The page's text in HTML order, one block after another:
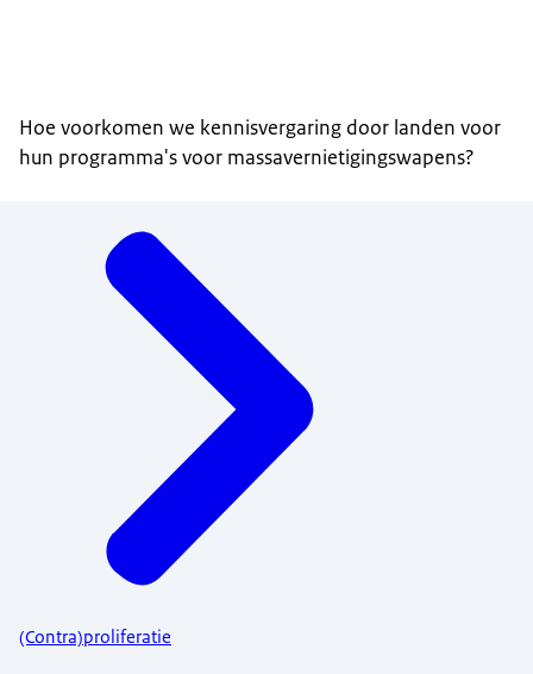
Hoe voorkomen we kennisvergaring door landen voor
hun programma's voor massavernietigingswapens?
(Contra)proliferatie